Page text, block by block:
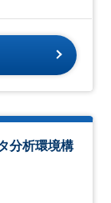
分析環境構